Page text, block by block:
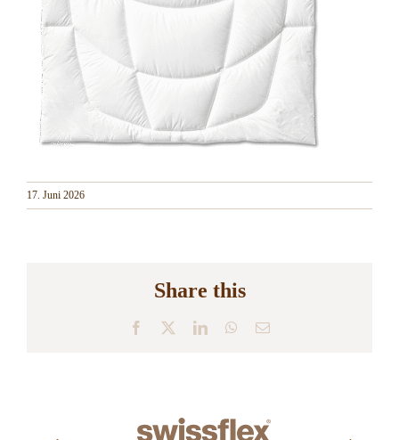
17. Juni 2026
Share this
Facebook LinkedInWhatsApp
E-